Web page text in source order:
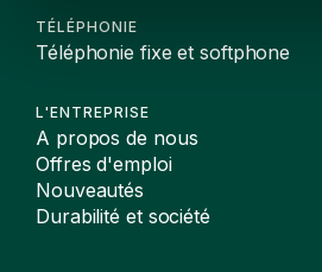
TÉLÉPHONIE
Téléphonie fixe et softphone
L'ENTREPRISE
A propos de nous
Offres d'emploi
Nouveautés
Durabilité et société